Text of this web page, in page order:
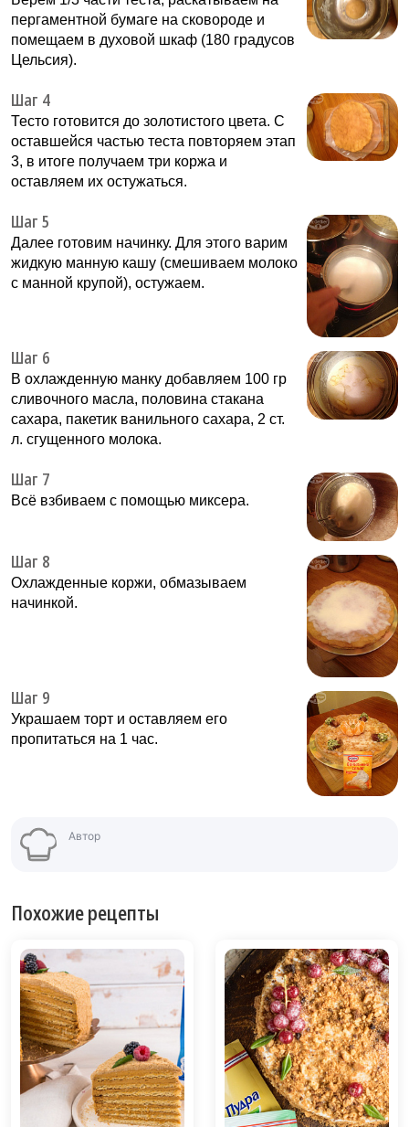
пергаментной бумаге на сковороде и
помещаем в духовой шкаф (180 градусов
Цельсия).
Шаг 4
Тесто готовится до золотистого цвета. С
оставшейся частью теста повторяем этап
3, в итоге получаем три коржа и
оставляем их остужаться.
Шаг 5
Далее готовим начинку. Для этого варим
жидкую манную кашу (смешиваем молоко
с манной крупой), остужаем.
Шаг 6
В охлажденную манку добавляем 100 гр
сливочного масла, половина стакана
сахара, пакетик ванильного сахара, 2 ст.
л. сгущенного молока.
Шаг 7
Всё взбиваем с помощью миксера.
Шаг 8
Охлажденные коржи, обмазываем
начинкой.
Шаг 9
Украшаем торт и оставляем его
пропитаться на 1 час.
Автор
Похожие рецепты